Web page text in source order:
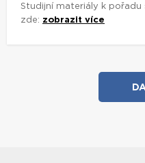
Studijní materiály k
zde: zobrazit více